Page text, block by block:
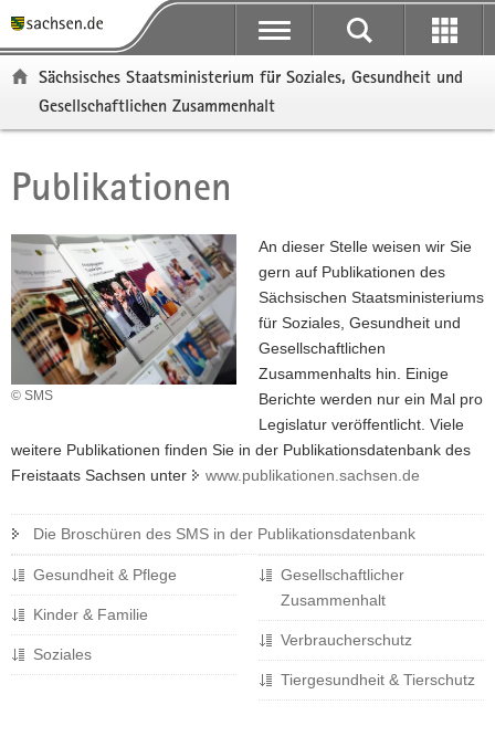
t
l
b
r
r
e
i
e
a
i
g
a
t
i
t
l
a
i
a
t
i
n
p
i
h
l
t
r
B
r
i
c
h
Sächsisches Staatsministerium für Soziales, Gesundheit und
Gesellschaftlichen Zusammenhalt
Hauptinhalt
Publikationen
© SMS
An dieser Stelle weisen wir Sie
gern auf Publikationen des
Sächsischen Staatsministeriums
für Soziales, Gesundheit und
Gesellschaftlichen
Zusammenhalts hin. Einige
Berichte werden nur ein Mal pro
Legislatur veröffentlicht. Viele
weitere Publikationen finden Sie in der Publikationsdatenbank des
Freistaats Sachsen unter
www.publikationen.sachsen.de
Die Broschüren des SMS in der Publikationsdatenbank
Gesundheit & Pflege
Kinder & Familie
Soziales
Gesellschaftlicher
Zusammenhalt
Verbraucherschutz
Tiergesundheit & Tierschutz